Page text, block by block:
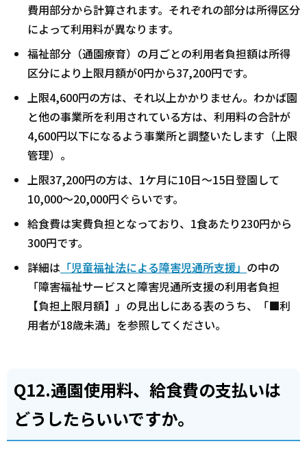
費用部分から計算されます。それぞれの部分は所得区分
によって利用料が異なります。
福祉部分（通園療育）の月ごとの利用者負担額は所得
区分により上限月額が0円から37,200円です。
上限4,600円の方は、それ以上かかりません。わかば園
と他の事業所を利用されている方は、利用料の合計が
4,600円以下になるよう事業所と調整いたします（上限
管理）。
上限37,200円の方は、1ケ月に10日～15日登園して
10,000～20,000円ぐらいです。
給食費は実費負担となっており、1食あたり230円から
300円です。
詳細は 「児童福祉法による障害児通所支援」 の中の
「障害福祉サービスと障害児通所支援の利用者負担
【負担上限月額】」の見出しにある表のうち、「■利
用者が18歳未満」を参照してください。
Q12.通園使用料、給食費の支払いは
どうしたらいいですか。